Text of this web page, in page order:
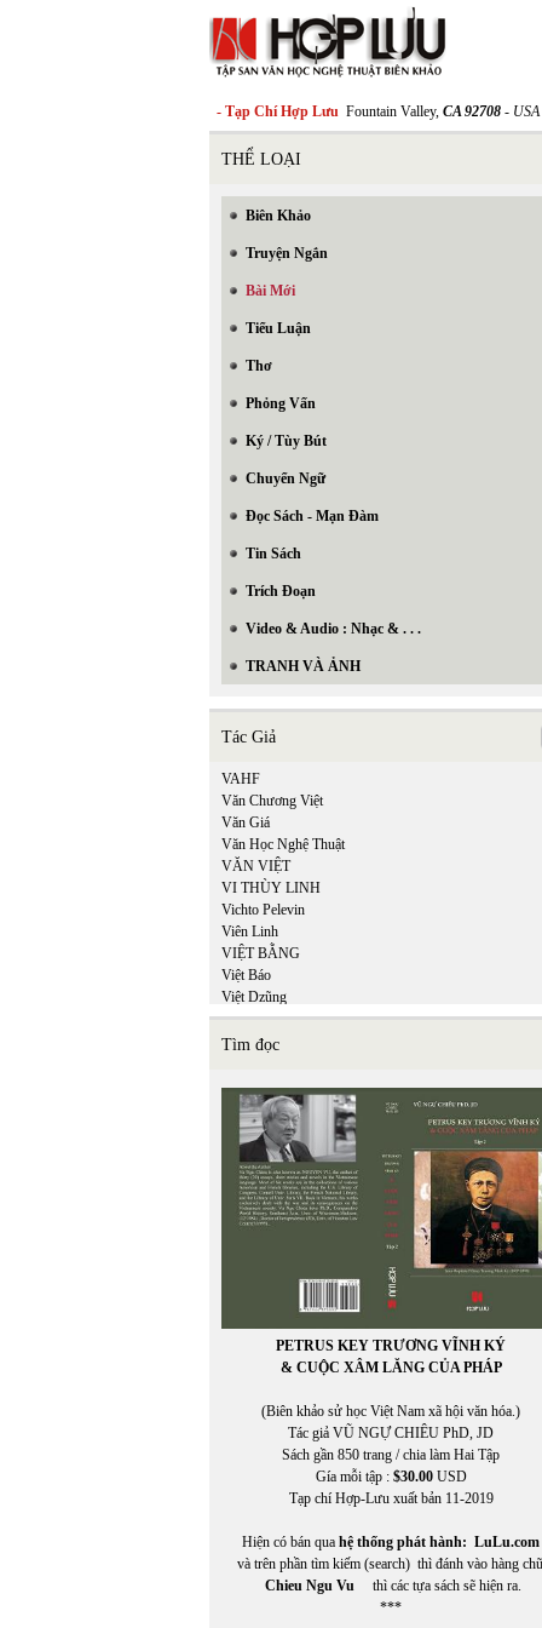
- Tạp Chí Hợp Lưu Fountain Valley, CA 92708 - USA
THỂ LOẠI
Biên Khảo
Truyện Ngắn
Bài Mới
Tiểu Luận
Thơ
Phỏng Vấn
Ký / Tùy Bút
Chuyển Ngữ
Đọc Sách - Mạn Đàm
Tin Sách
Trích Đoạn
Video & Audio : Nhạc & . . .
TRANH VÀ ẢNH
Tác Giả
VAHF
Văn Chương Việt
Văn Giá
Văn Học Nghệ Thuật
VĂN VIỆT
VI THÙY LINH
Vichto Pelevin
Viên Linh
VIỆT BẰNG
Việt Báo
Việt Dzũng
Việt Khang
VIỆT MINH
Việt Phương
VIỆT TRÚC
VIETNAM FILM CLUB
VIETNAM FILM CLUB, CHU LYNH, THỤY
VIETNAM.NET
VĨNH HẢO
VĨNH THÔNG
Võ Thị Như Mai
Võ Thị Xuân Hà
VOA ASIA
VOA Tiếng Việt
Vũ Đỗ Hoàng
Vũ Hằng Nga
Vũ Huy Quang
VŨ HUY THỤC
Tìm đọc
PETRUS KEY TRƯƠNG VĨNH KÝ
& CUỘC XÂM LĂNG CỦA PHÁP
(Biên khảo sử học Việt Nam xã hội văn hóa.)
Tác giả VŨ NGỰ CHIÊU PhD, JD
Sách gần 850 trang / chia làm Hai Tập
Gía mỗi tập : $30.00USD
Tạp chí Hợp-Lưu xuất bản 11-2019
Hiện có bán qua hệ thống phát hành: LuLu.com
và trên phần tìm kiếm (search) thì đánh vào hàng
Chieu Ngu Vu thì các tựa sách sẽ hiện ra.
***